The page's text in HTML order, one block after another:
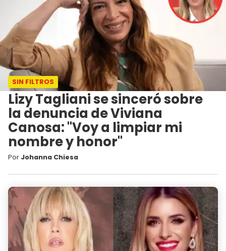
SIN FILTROS
Lizy Tagliani se sinceró sobre
la denuncia de Viviana
Canosa: "Voy a limpiar mi
nombre y honor"
Por Johanna Chiesa